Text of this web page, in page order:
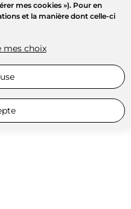
mes cookies »). Pour en
et la manière dont celle-ci
mes choix